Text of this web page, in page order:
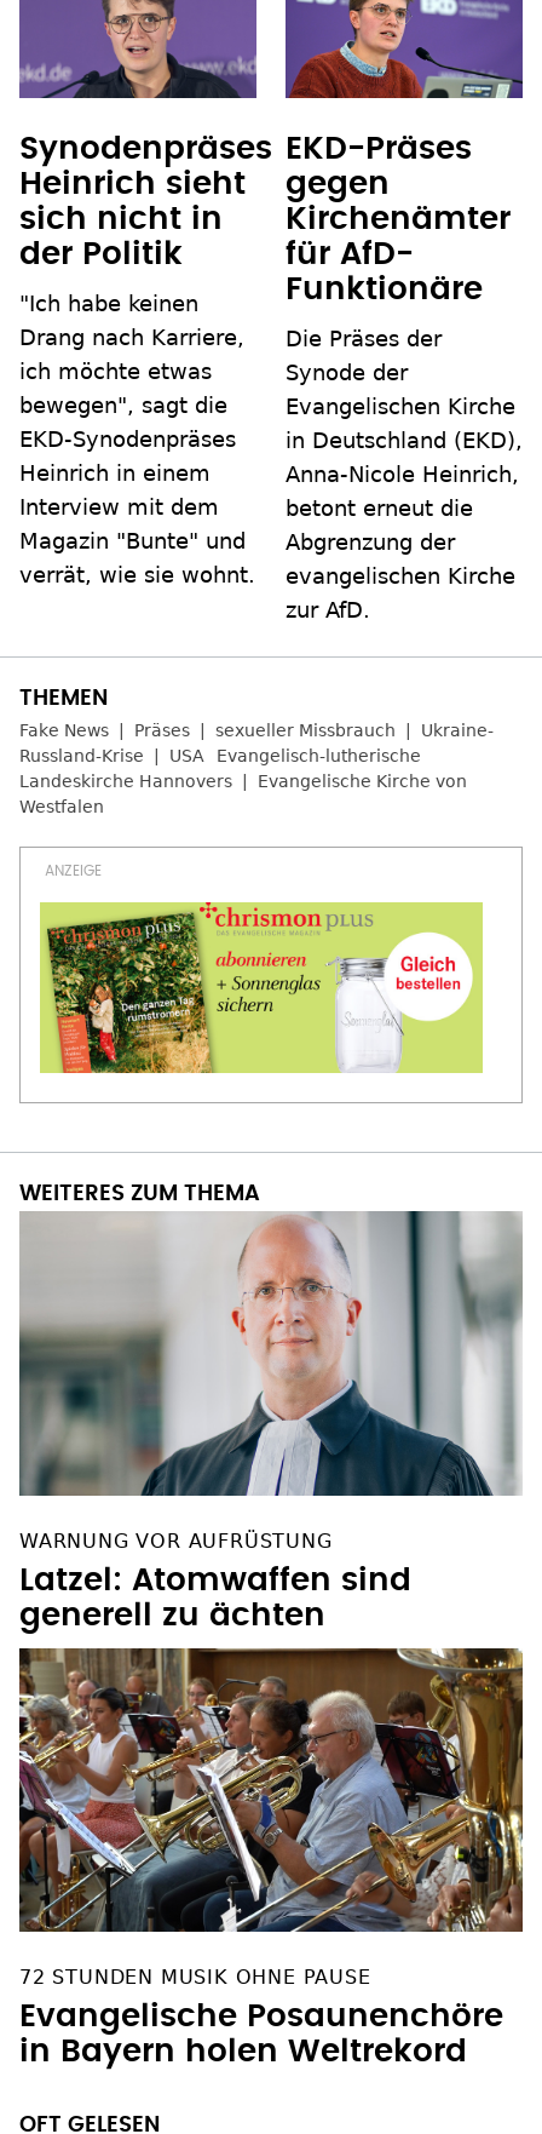
Synodenpräses
Heinrich sieht
sich nicht in
der Politik
"Ich habe keinen
Drang nach Karriere,
ich möchte etwas
bewegen", sagt die
EKD-Synodenpräses
Heinrich in einem
Interview mit dem
Magazin "Bunte" und
verrät, wie sie wohnt.
EKD-Präses
gegen
Kirchenämter
für AfD-
Funktionäre
Die Präses der
Synode der
Evangelischen Kirche
in Deutschland (EKD),
Anna-Nicole Heinrich,
betont erneut die
Abgrenzung der
evangelischen Kirche
zur AfD.
Fake News Präses sexueller Missbrauch
Ukraine-
Russland-Krise
USA
Evangelisch-lutherische
Landeskirche Hannovers
Evangelische Kirche von
Westfalen
WEITERES ZUM THEMA
WARNUNG VOR AUFRÜSTUNG
Latzel: Atomwaffen sind
generell zu ächten
72 STUNDEN MUSIK OHNE PAUSE
Evangelische Posaunenchöre
in Bayern holen Weltrekord
OFT GELESEN